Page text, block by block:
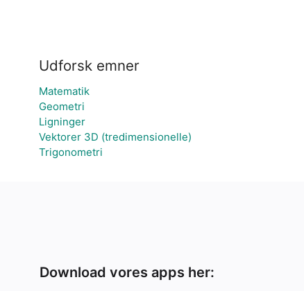
Udforsk emner
Matematik
Geometri
Ligninger
Vektorer 3D (tredimensionelle)
Trigonometri
Download vores apps her: